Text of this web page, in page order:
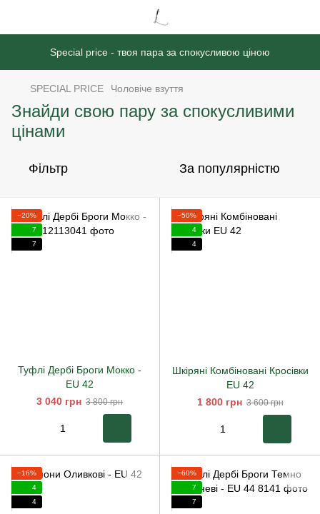
Special price - твоя пара за спокусливою ціною
SPECIAL PRICE Чоловіче взуття
Знайди свою пару за спокусливими
цінами
Фільтр За популярністю
−20%
7
7
Туфлі Дербі Броги Мокко -
EU 42
3 040 грн 3 800 грн
−50%
4
4
Шкіряні Комбіновані Кросівки
EU 42
1 800 грн 3 600 грн
−16%
4
4
−60%
7
7